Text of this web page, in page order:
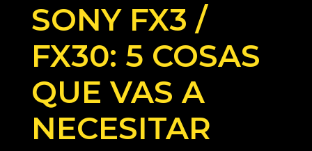
SONY FX3 /
FX30: 5 COSAS
QUE VAS A
NECESITAR